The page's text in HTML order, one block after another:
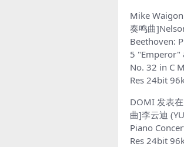
Mike Waigon
奏鸣曲
Beethoven:
5 "Emperor"
No. 32 in C
Res 24bit
DOMI 发表在
曲]李云迪
Piano
Res 24bit